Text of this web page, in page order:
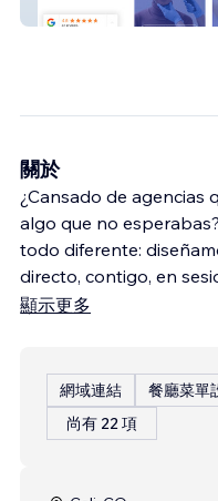
Clinicas Aleman
關於
¿Cansado de agencias
algo que no
todo diferente:
directo, contigo, en
顯示更多
網域連結 餐廳菜單
尚有 22 項